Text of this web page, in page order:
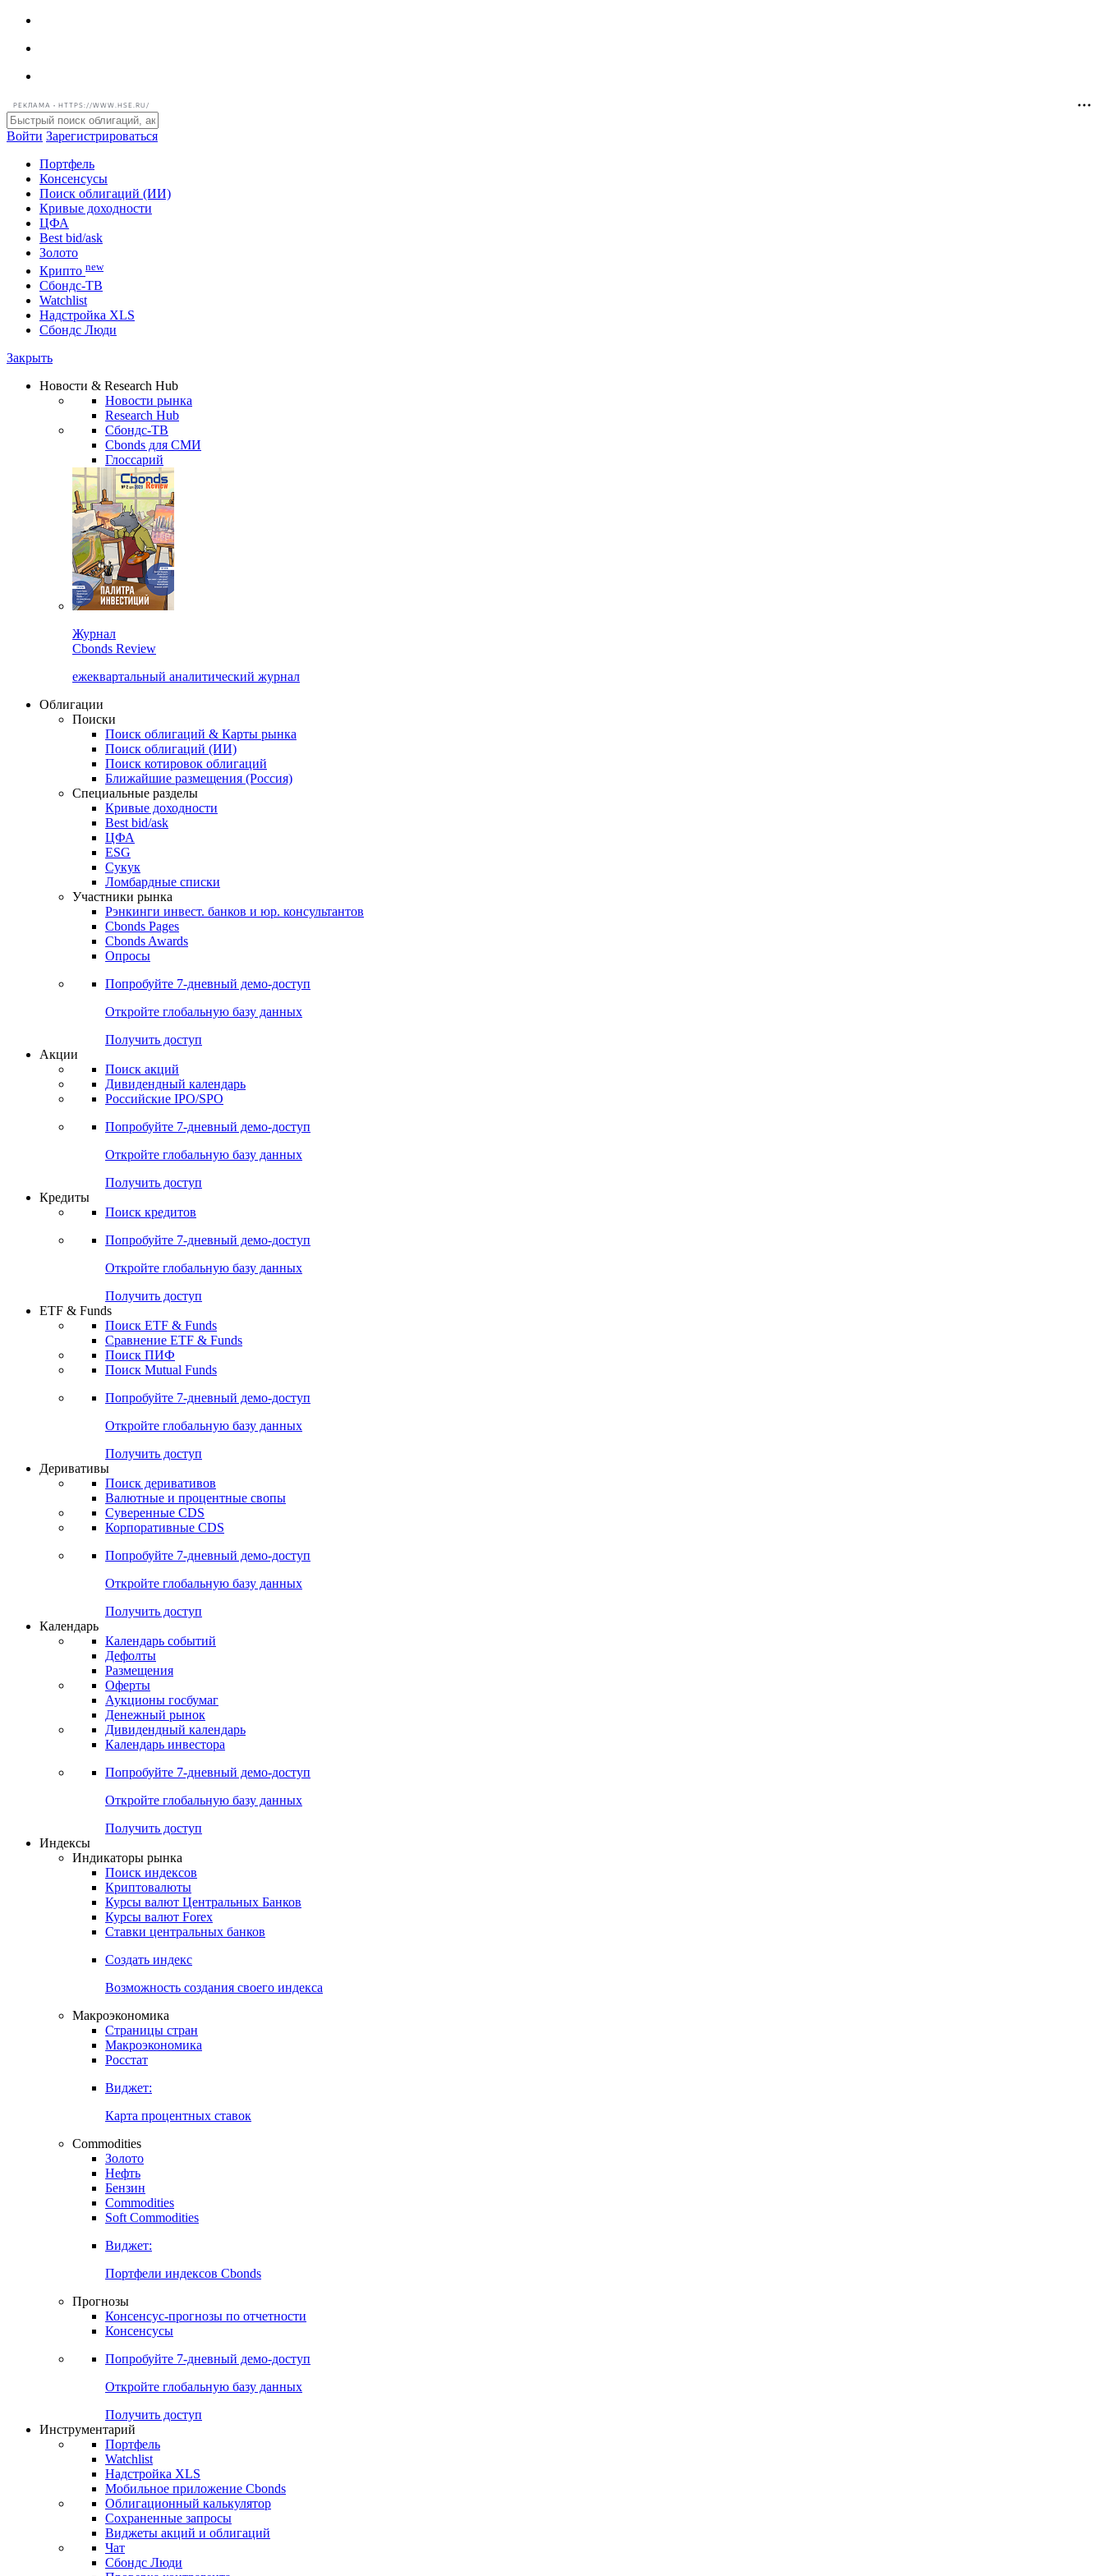
РЕКЛАМА • HTTPS://WWW.HSE.RU/
Войти Зарегистрироваться
Портфель
Консенсусы
Поиск облигаций (ИИ)
Кривые доходности
ЦФА
Best bid/ask
Золото
Крипто new
Сбондс-ТВ
Watchlist
Надстройка XLS
Сбондс Люди
Закрыть
Новости & Research Hub
Новости рынка
Research Hub
Сбондс-ТВ
Cbonds для СМИ
Глоссарий
Журнал
Cbonds Review
ежеквартальный аналитический журнал
Облигации
Поиски
Поиск облигаций & Карты рынка
Поиск облигаций (ИИ)
Поиск котировок облигаций
Ближайшие размещения (Россия)
Специальные разделы
Кривые доходности
Best bid/ask
ЦФА
ESG
Сукук
Ломбардные списки
Участники рынка
Рэнкинги инвест. банков и юр. консультантов
Cbonds Pages
Cbonds Awards
Опросы
Попробуйте 7-дневный демо-доступ
Откройте глобальную базу данных
Получить доступ
Акции
Поиск акций
Дивидендный календарь
Российские IPO/SPO
Попробуйте 7-дневный демо-доступ
Откройте глобальную базу данных
Получить доступ
Кредиты
Поиск кредитов
Попробуйте 7-дневный демо-доступ
Откройте глобальную базу данных
Получить доступ
ETF & Funds
Поиск ETF & Funds
Сравнение ETF & Funds
Поиск ПИФ
Поиск Mutual Funds
Попробуйте 7-дневный демо-доступ
Откройте глобальную базу данных
Получить доступ
Деривативы
Поиск деривативов
Валютные и процентные свопы
Суверенные CDS
Корпоративные CDS
Попробуйте 7-дневный демо-доступ
Откройте глобальную базу данных
Получить доступ
Календарь
Календарь событий
Дефолты
Размещения
Оферты
Аукционы госбумаг
Денежный рынок
Дивидендный календарь
Календарь инвестора
Попробуйте 7-дневный демо-доступ
Откройте глобальную базу данных
Получить доступ
Индексы
Индикаторы рынка
Поиск индексов
Криптовалюты
Курсы валют Центральных Банков
Курсы валют Forex
Ставки центральных банков
Создать индекс
Возможность создания своего индекса
Макроэкономика
Страницы стран
Макроэкономика
Росстат
Виджет:
Карта процентных ставок
Commodities
Золото
Нефть
Бензин
Commodities
Soft Commodities
Виджет:
Портфели индексов Cbonds
Прогнозы
Консенсус-прогнозы по отчетности
Консенсусы
Попробуйте 7-дневный демо-доступ
Откройте глобальную базу данных
Получить доступ
Инструментарий
Портфель
Watchlist
Надстройка XLS
Мобильное приложение Cbonds
Облигационный калькулятор
Сохраненные запросы
Виджеты акций и облигаций
Чат
Сбондс Люди